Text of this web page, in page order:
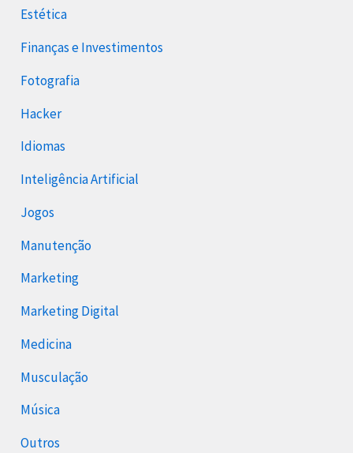
Estética
Finanças e Investimentos
Fotografia
Hacker
Idiomas
Inteligência Artificial
Jogos
Manutenção
Marketing
Marketing Digital
Medicina
Musculação
Música
Outros